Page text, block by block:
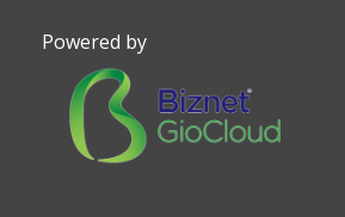
Powered by